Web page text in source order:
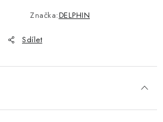
Značka:DELPHIN
Sdílet